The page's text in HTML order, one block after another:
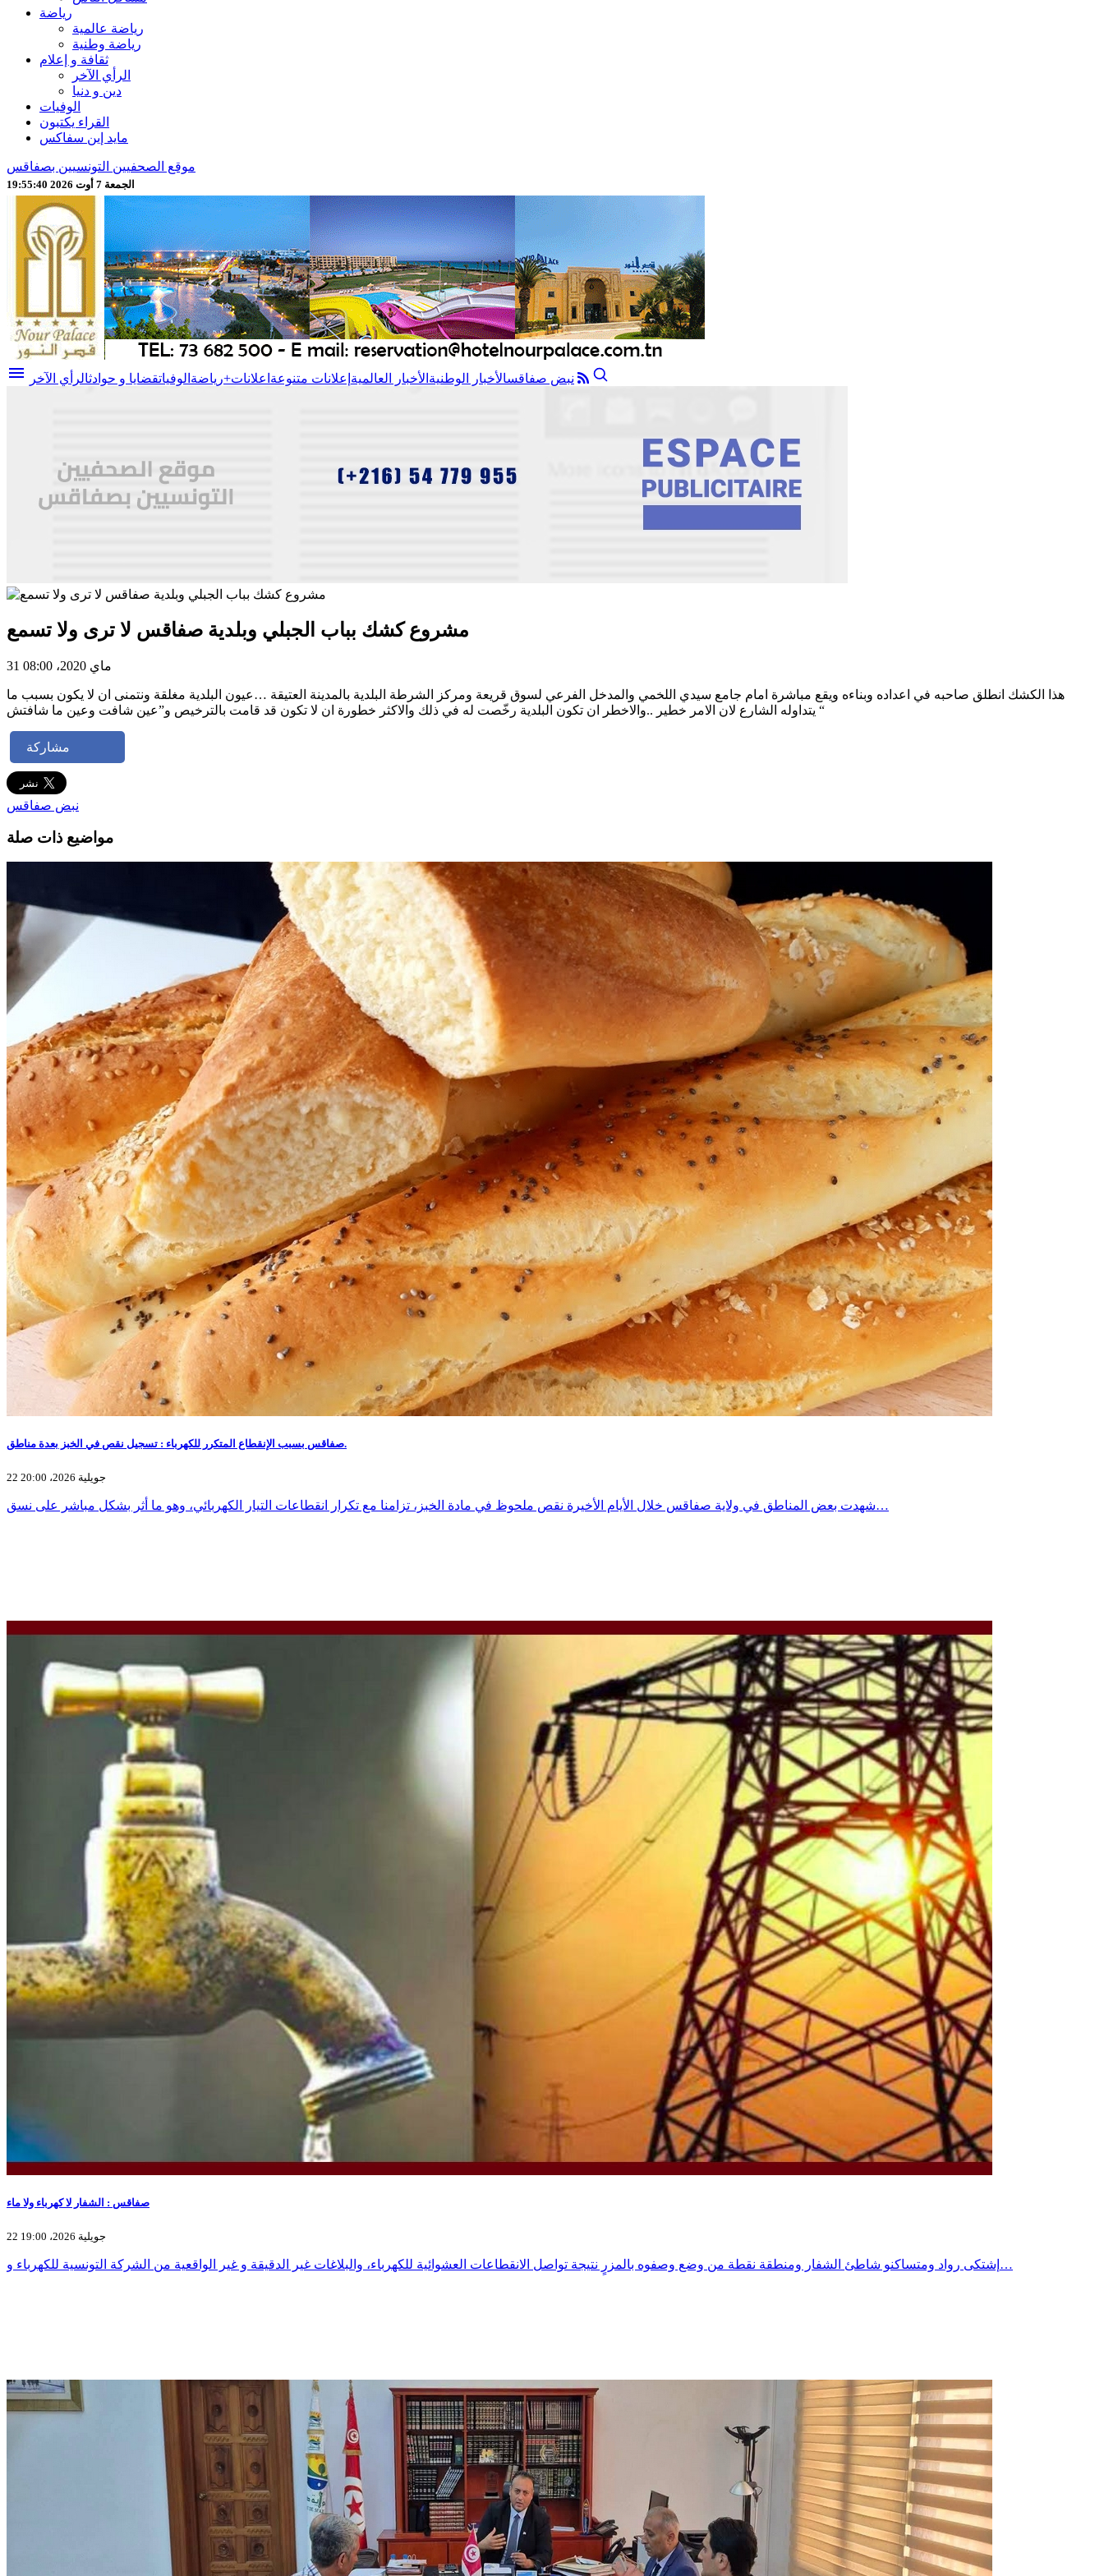
رياضة
رياضة عالمية
رياضة وطنية
ثقافة و إعلام
الرأي الآخر
دين و دنيا
الوفيات
القراء يكتبون
مايد إين سفاكس
موقع الصحفيين التونسيين بصفاقس
الجمعة 7 أوت 2026 19:55:42
menu نبض صفاقسالأخبار الوطنية الأخبار العالمية إعلانات متنوعة اعلانات+رياضة الوفياتقضايا و حوادثالرأي الآخر
مشروع كشك بباب الجبلي وبلدية صفاقس لا ترى ولا تسمع
31 ماي 2020، 08:00
هذا الكشك انطلق صاحبه في اعداده وبناءه ويقع مباشرة امام جامع سيدي اللخمي والمدخل الفرعي لسوق قريعة ومركز الشرطة البلدية بالمدينة العتيقة …عيون البلدية مغلقة ونتمنى ان لا يكون بسبب ما
يتداوله الشارع لان الامر خطير ..والاخطر ان تكون البلدية رخّصت له في ذلك والاكثر خطورة ان لا تكون قد قامت بالترخيص و”عين شافت وعين ما شافتش “
مشاركة
نبض صفاقس
مواضيع ذات صلة
صفاقس بسبب الإنقطاع المتكرر للكهرباء : تسجيل نقص في الخبز بعدة مناطق.
22 جويلية 2026، 20:00
شهدت بعض المناطق في ولاية صفاقس خلال الأيام الأخيرة نقص ملحوظ في مادة الخبز، تزامنا مع تكرار انقطاعات التيار الكهربائي، وهو ما أثر بشكل مباشر على نسق…
صفاقس : الشفار لا كهرباء ولا ماء
22 جويلية 2026، 19:00
إشتكى رواد ومتساكنو شاطئ الشفار ومنطقة نقطة من وضع وصفوه بالمزرٍ نتيجة تواصل الانقطاعات العشوائية للكهرباء، والبلاغات غير الدقيقة و غير الواقعية من الشركة التونسية للكهرباء و…